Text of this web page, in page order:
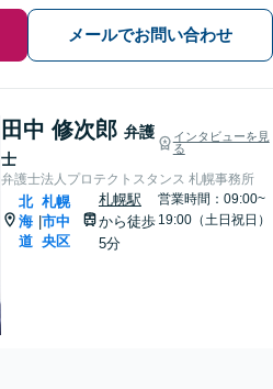
メールでお問い合わせ
田中 修次郎 弁護
士
インタビューを見
る
弁護士法人プロテクトスタンス 札幌事務所
北
海
道
札幌
市中
央区
札幌駅
から徒歩
5分
営業時間：09:00~
19:00（土日祝日）